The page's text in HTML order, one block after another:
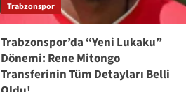
Trabzonspor
Trabzonspor’da “Yeni Lukaku”
Dönemi: Rene Mitongo
Transferinin Tüm Detayları Belli